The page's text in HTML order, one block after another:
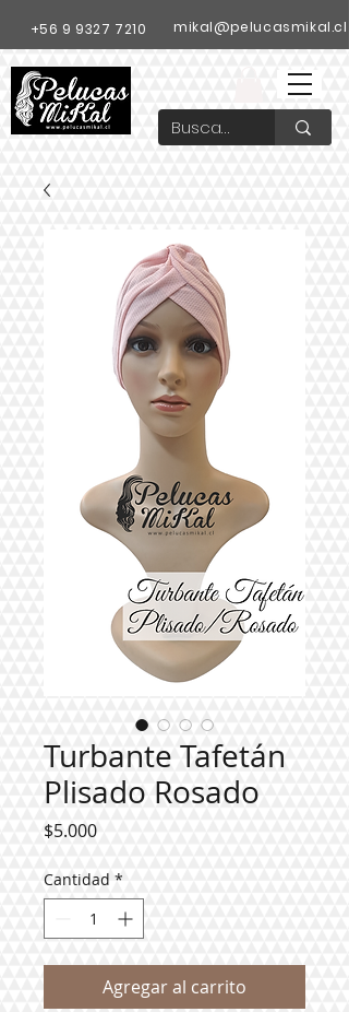
+56 9 9327 7210 mikal@pelucasmikal.cl
Turbante Tafetán
Plisado Rosado
$5.000Precio
Cantidad *
Agregar al carrito